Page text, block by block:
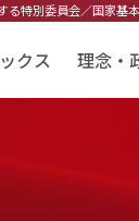
る特別委員会／国家基
クス 理念・